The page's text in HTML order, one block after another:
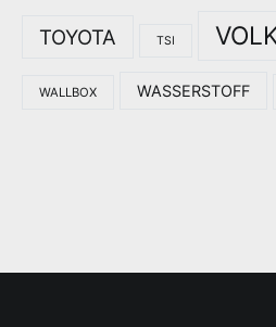
TOYOTA TSI
WALLBOX WASSERSTOFF